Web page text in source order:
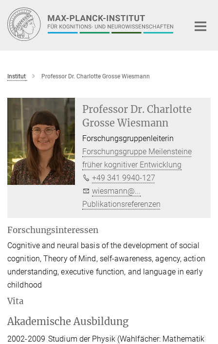
Hauptinhalt
Institut Professor Dr. Charlotte Grosse Wiesmann
Professor Dr. Charlotte
Grosse Wiesmann
Forschungsgruppenleiterin
Forschungsgruppe Meilensteine
früher kognitiver Entwicklung
+49 341 9940-127
wiesmann@...
Publikationsreferenzen
Forschungsinteressen
Cognitive and neural basis of the development of social
cognition, Theory of Mind, self-awareness, agency, action
understanding, executive function, and language in early
childhood
Vita
Akademische Ausbildung
2002-2009 Studium der Physik (Wahlfächer: Mathematik